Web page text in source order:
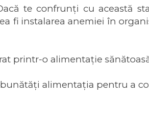
te confrunți cu această
fi instalarea anemiei în
printr-o alimentație
alimentația pentru a